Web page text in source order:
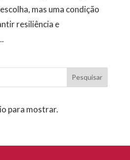
mas uma condição
resiliência e
Pesquisar
para mostrar.